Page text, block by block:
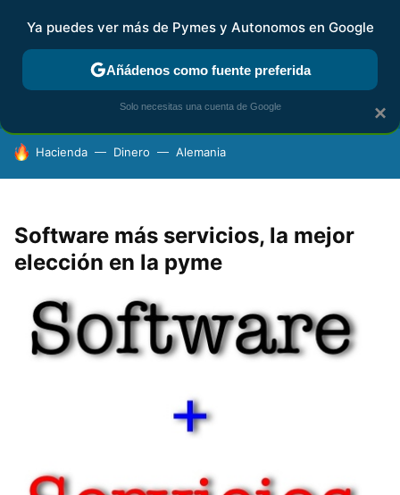
FISCALIDAD Y CONTABILIDAD KIT DIGITAL RENTA
HOY SE HABLA DE
Hacienda Dinero Alemania
Software más servicios, la mejor
elección en la pyme
×
Ya puedes ver más de Pymes y Autonomos en Google
Añádenos como fuente preferida
Solo necesitas una cuenta de Google